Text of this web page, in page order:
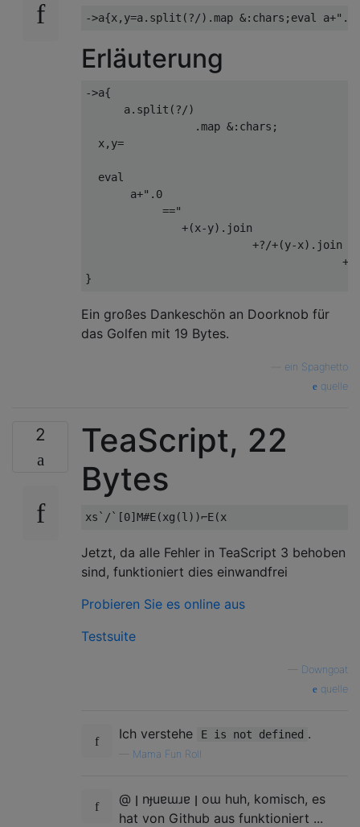
Erläuterung
->a{
a.split(?/)
.map &:chars;
x,y=
eval
a+".0
=="
+(x-y).join
+?/+(y-x).join
Ein großes Dankeschön an Doorknob für
das Golfen mit 19 Bytes.
ein Spaghetto
quelle
2
TeaScript, 22
Bytes
Jetzt, da alle Fehler in TeaScript 3 behoben
sind, funktioniert dies einwandfrei
Probieren Sie es online aus
Testsuite
Downgoat
quelle
Ich verstehe E is not defined .
Mama Fun Roll
@ ן nɟuɐɯɹɐ ן oɯ huh, komisch, es
hat von Github aus funktioniert ...